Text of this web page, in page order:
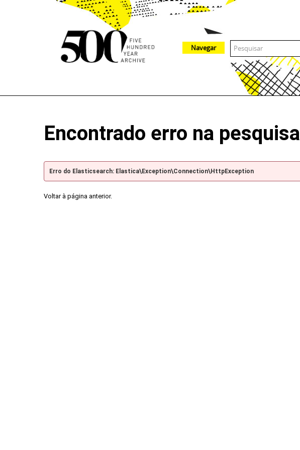
Navegar
Encontrado erro na pesquisa
Erro do Elasticsearch: Elastica\Exception\Connection\HttpException
Voltar à página anterior.